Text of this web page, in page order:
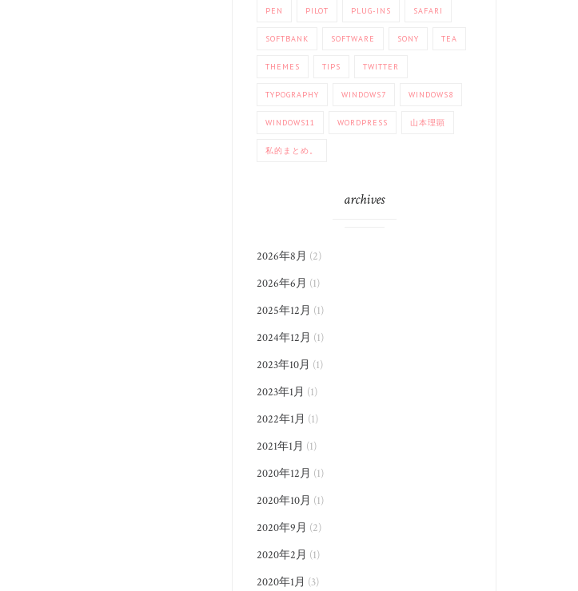
PEN PILOT PLUG-INS SAFARI
SOFTBANK SOFTWARE SONY TEA
THEMES TIPS TWITTER
TYPOGRAPHY WINDOWS7 WINDOWS8
WINDOWS11 WORDPRESS 山本理顕
私的まとめ。
archives
2026年8月 (2)
2026年6月 (1)
2025年12月 (1)
2024年12月 (1)
2023年10月 (1)
2023年1月 (1)
2022年1月 (1)
2021年1月 (1)
2020年12月 (1)
2020年10月 (1)
2020年9月 (2)
2020年2月 (1)
2020年1月 (3)